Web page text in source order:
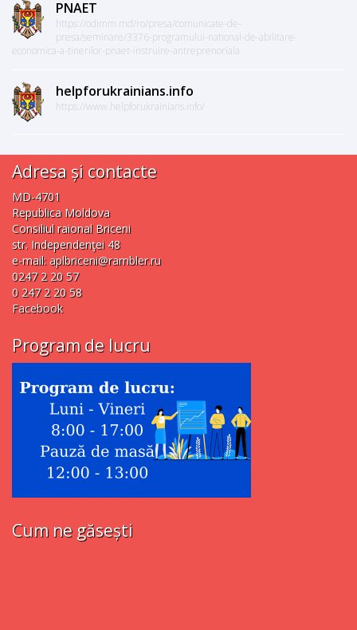
PNAET
https://odimm.md/ro/presa/comunicate-de-
presa/seminare/3376-programului-national-de-abilitare-
economica-a-tinerilor-pnaet-instruire-antreprenoriala
helpforukrainians.info
https://www.helpforukrainians.info/
Adresa și contacte
MD-4701
Republica Moldova
Consiliul raional Briceni
str. Independenţei 48
e-mail: aplbriceni@rambler.ru
0247 2 20 57
0 247 2 20 58
Facebook
Program de lucru
Cum ne găsești